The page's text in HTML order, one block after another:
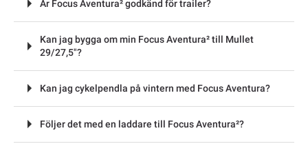
Är Focus Aventura² godkänd för trailer?
Kan jag bygga om min Focus Aventura² till Mullet
29/27,5"?
Kan jag cykelpendla på vintern med Focus Aventura?
Följer det med en laddare till Focus Aventura²?